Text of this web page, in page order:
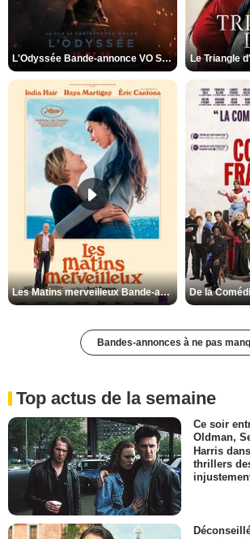
L'Odyssée Bande-annonce VO STFR Le Triangle
Les Matins merveilleux Bande-annonce VF
Bandes-annonces à ne pas
Top actus de la semaine
Ce soir
Oldman,
Harris
thrillers